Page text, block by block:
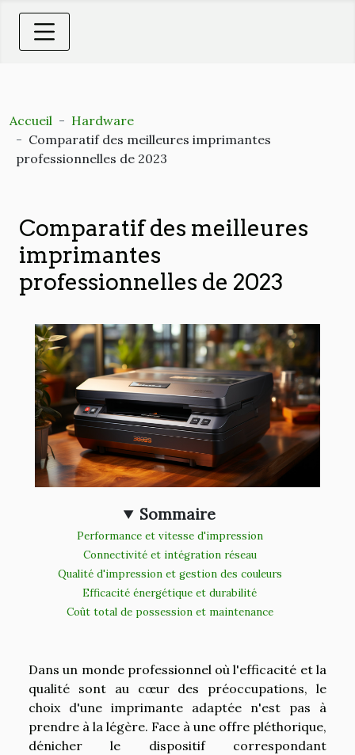
Accueil
Hardware
Comparatif des meilleures imprimantes
professionnelles de 2023
Comparatif des meilleures
imprimantes
professionnelles de 2023
Sommaire
Performance et vitesse d'impression
Connectivité et intégration réseau
Qualité d'impression et gestion des couleurs
Efficacité énergétique et durabilité
Coût total de possession et maintenance
Dans un monde professionnel où l'efficacité et la
qualité sont au cœur des préoccupations, le
choix d'une imprimante adaptée n'est pas à
prendre à la légère. Face à une offre pléthorique,
dénicher le dispositif correspondant